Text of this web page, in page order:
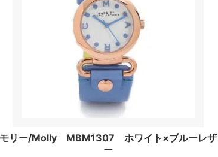
モリー/Molly MBM1307 ホワイト×ブルーレザ
ー